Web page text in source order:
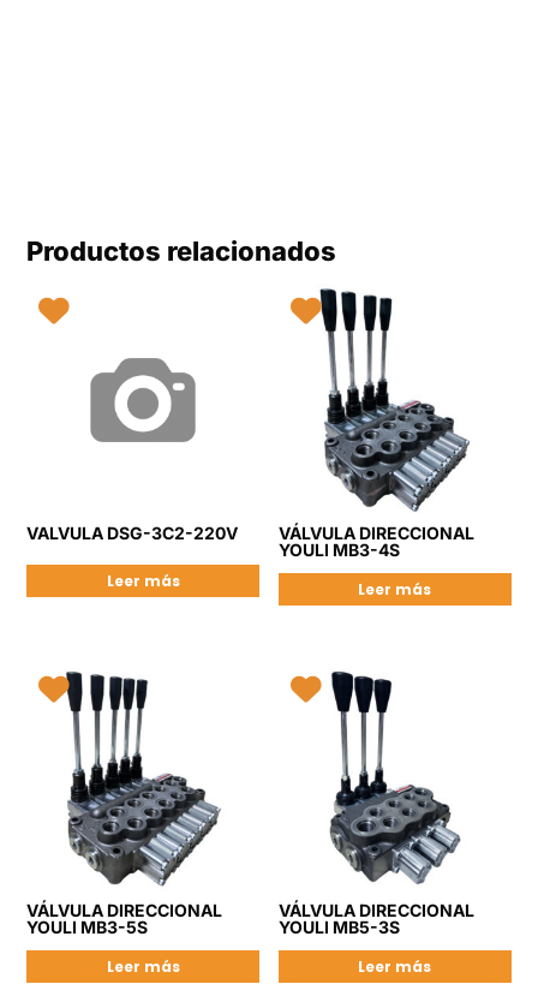
Productos relacionados
VALVULA DSG-3C2-220V
Leer más
VÁLVULA DIRECCIONAL
YOULI MB3-4S
Leer más
VÁLVULA DIRECCIONAL
YOULI MB3-5S
Leer más
VÁLVULA DIRECCIONAL
YOULI MB5-3S
Leer más